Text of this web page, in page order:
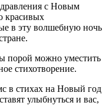
с Новым
красивых
в эту волшебную ночь
порой можно уместить
стихотворение.
в стихах на Новый год
улыбнуться и вас,